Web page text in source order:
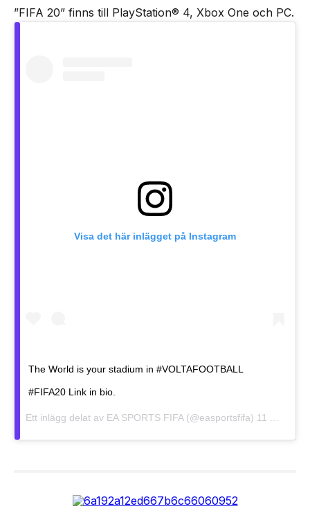
”FIFA 20” finns till PlayStation® 4, Xbox One och PC.
Visa det här inlägget på Instagram
The World is your stadium in #VOLTAFOOTBALL
#FIFA20 Link in bio.
Ett inlägg delat av EA SPORTS FIFA(@easportsfifa) 11 Aug 2019 kl. 12:37 PDT